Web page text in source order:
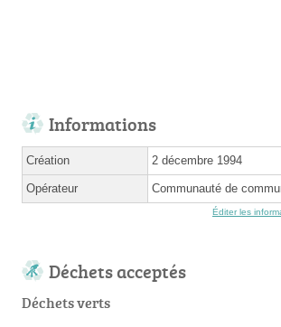
Informations
Création 2 décembre 1994
Opérateur Communauté de
Éditer les
Déchets acceptés
Déchets verts